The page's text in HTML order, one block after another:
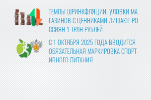
ТЕМПЫ ШРИНКФЛЯЦИИ: УЛОВКИ МА
ГАЗИНОВ С ЦЕННИКАМИ ЛИШАЮТ РО
ССИЯН 1 ТРЛН РУБЛЕЙ
С 1 ОКТЯБРЯ 2025 ГОДА ВВОДИТСЯ
ОБЯЗАТЕЛЬНАЯ МАРКИРОВКА СПОРТ
ИВНОГО ПИТАНИЯ